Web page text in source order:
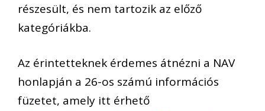
részesült, és nem tartozik az előző
kategóriákba.
Az érintetteknek érdemes átnézni a NAV
honlapján a 26-os számú információs
füzetet, amely itt érhető